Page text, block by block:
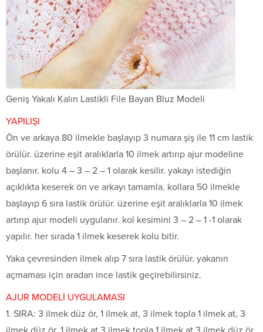
Geniş Yakalı Kalın Lastikli File Bayan Bluz Modeli
YAPILIŞI
Ön ve arkaya 80 ilmekle başlayıp 3 numara şiş ile 11 cm lastik
örülür. üzerine eşit aralıklarla 10 ilmek artırıp ajur modeline
başlanır. kolu 4 – 3 – 2 – 1 olarak kesilir. yakayı istediğin
açıklıkta keserek ön ve arkayı tamamla. kollara 50 ilmekle
başlayıp 6 sıra lastik örülür. üzerine eşit aralıklarla 10 ilmek
artırıp ajur modeli uygulanır. kol kesimini 3 – 2 – 1 -1 olarak
yapılır. her sırada 1 ilmek keserek kolu bitir.
Yaka çevresinden ilmek alıp 7 sıra lastik örülür. yakanın
açmaması için aradan ince lastik geçirebilirsiniz.
AJUR MODELİ UYGULAMASI
1. SIRA: 3 ilmek düz ör, 1 ilmek at, 3 ilmek topla 1 ilmek at, 3